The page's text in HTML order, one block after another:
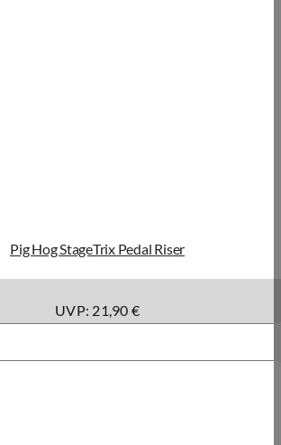
Pig Hog StageTrix Pedal Riser
UVP: 21,90 €